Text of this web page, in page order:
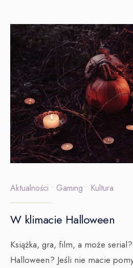
Aktualności • Gaming • Kultura
W klimacie Halloween
Książka, gra, film, a może
Halloween? Jeśli nie macie